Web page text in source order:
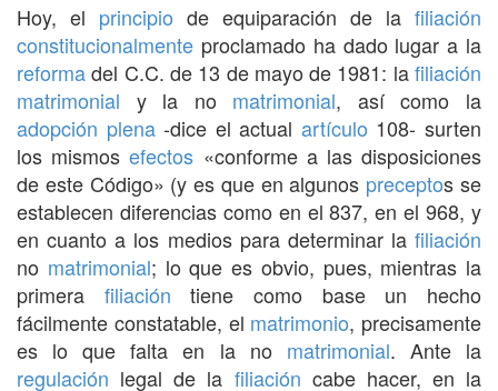
Hoy, el principio de equiparación de la filiación
constitucionalmente proclamado ha dado lugar a la
reformadel C.C. de 13 de mayo de 1981: lafiliación
matrimonial y la no matrimonial, así como la
adopción plena-dice el actual artículo 108- surten
los mismosefectos «conforme a las disposiciones
de este Código» (y es que en algunos preceptos se
establecen diferencias como en el 837, en el 968, y
en cuanto a los medios para determinar la filiación
no matrimonial; lo que es obvio, pues, mientras la
primera filiación tiene como base un hecho
fácilmente constatable, el matrimonio, precisamente
es lo que falta en la no matrimonial. Ante la
regulación legal de la filiación cabe hacer, en la